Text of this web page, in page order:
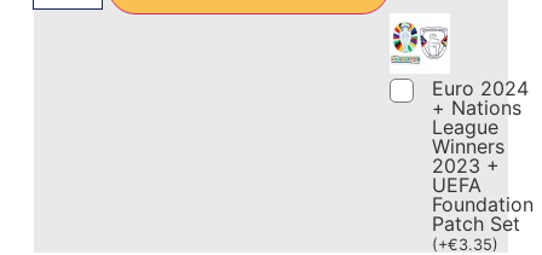
Euro 2024
+ Nations
League
Winners
2023 +
UEFA
Foundation
Patch Set
(+€3.35)